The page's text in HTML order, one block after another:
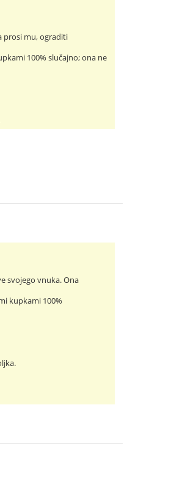
prosi mu, ograditi
100% slučajno; ona ne
svojego vnuka. Ona
kupkami 100%